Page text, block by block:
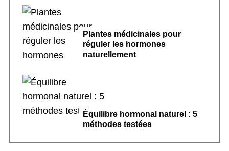
Plantes médicinales pour
réguler les hormones
naturellement
Équilibre hormonal naturel : 5
méthodes testées